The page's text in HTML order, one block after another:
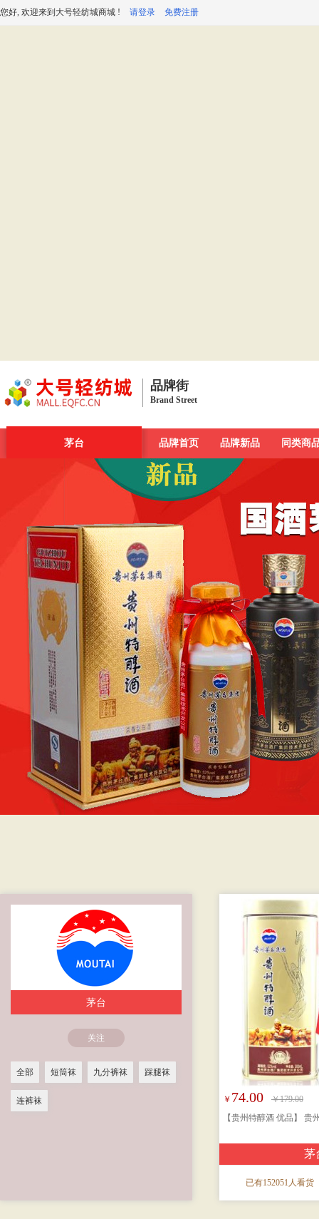
您好, 欢迎来到大号轻纺城商城 ! 请登录 免费注册
品牌街
Brand Street
一周新发现 今日最大牌 新品发布汇 品牌库
茅台 品牌首页 品牌新品 同类商
茅台
关注
全部 短筒袜 九分裤袜 踩腿袜
连裤袜 ￥ 74.00
￥179.00
【贵州特醇酒 优品】 贵
茅
已有152051人看货